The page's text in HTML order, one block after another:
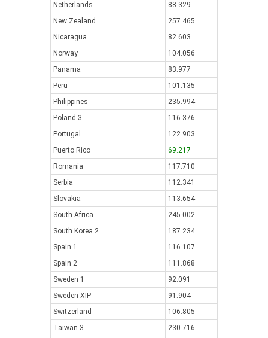
Netherlands
88.329
New Zealand
257.465
Nicaragua
82.603
Norway
104.056
Panama
83.977
Peru
101.135
Philippines
235.994
Poland 3
116.376
Portugal
122.903
Puerto Rico
69.217
Romania
117.710
Serbia
112.341
Slovakia
113.654
South Africa
245.002
South Korea 2
187.234
Spain 1
116.107
Spain 2
111.868
Sweden 1
92.091
Sweden XIP
91.904
Switzerland
106.805
Taiwan 3
230.716